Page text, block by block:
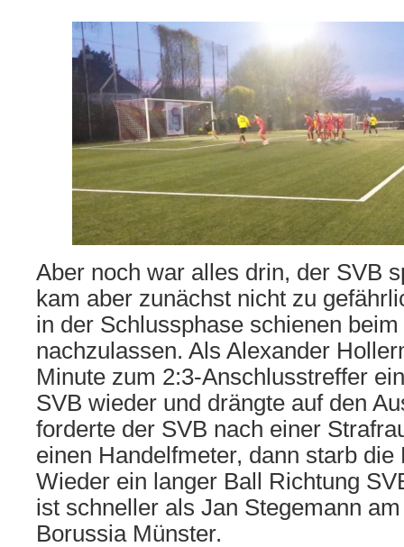
Aber noch war alles drin, der SVB
kam aber zunächst nicht zu
in der Schlussphase schienen
nachzulassen. Als Alexander
Minute zum 2:3-Anschlusstreffer
SVB wieder und drängte auf den
forderte der SVB nach einer
einen Handelfmeter, dann starb die
Wieder ein langer Ball Richtung
ist schneller als Jan Stegemann
Borussia Münster.